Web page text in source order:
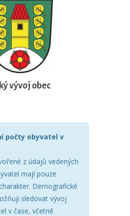
vývoj obec
počty obyvatel v
z údajů vedených
mají pouze
Demografické
sledovat vývoj
v čase, včetně